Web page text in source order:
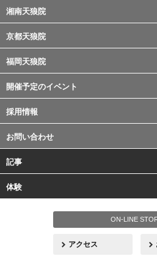
湘南天狼院
京都天狼院
福岡天狼院
開催予定のイベント
採用情報
お問い合わせ
記事
体験
ON-LINE
アクセス